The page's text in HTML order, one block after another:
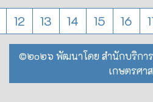
12 13 14 15 16
©๒o๒๖ พัฒนาโดย สำนักบริการ
เกษตรศา